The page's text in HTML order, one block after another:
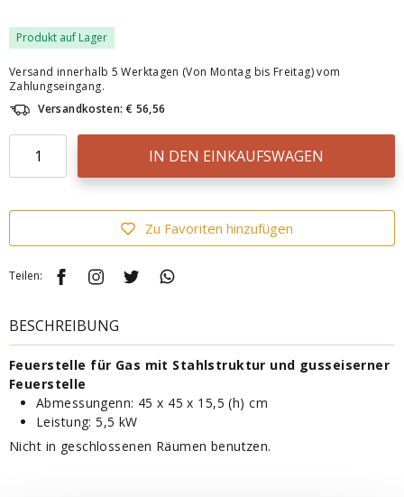
Produkt auf Lager
Versand innerhalb 5 Werktagen (Von Montag bis Freitag) vom
Zahlungseingang.
Versandkosten: € 56,56
IN DEN EINKAUFSWAGEN
Zu Favoriten hinzufügen
Teilen:
BESCHREIBUNG
Feuerstelle für Gas mit Stahlstruktur und gusseiserner
Feuerstelle
Abmessungenn: 45 x 45 x 15,5 (h) cm
Leistung: 5,5 kW
Nicht in geschlossenen Räumen benutzen.